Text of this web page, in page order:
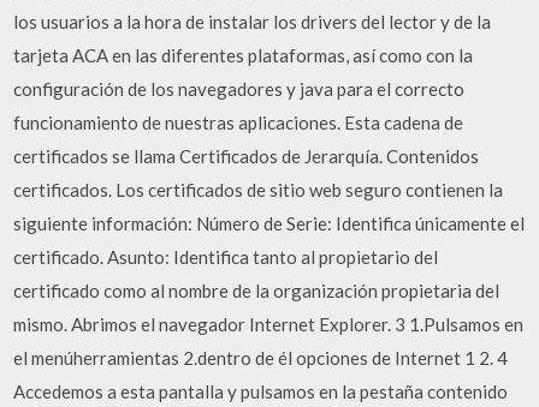
los usuarios a la hora de instalar los drivers del lector y de la
tarjeta ACA en las diferentes plataformas, así como con la
configuración de los navegadores y java para el correcto
funcionamiento de nuestras aplicaciones. Esta cadena de
certificados se llama Certificados de Jerarquía. Contenidos
certificados. Los certificados de sitio web seguro contienen la
siguiente información: Número de Serie: Identifica únicamente el
certificado. Asunto: Identifica tanto al propietario del
certificado como al nombre de la organización propietaria del
mismo. Abrimos el navegador Internet Explorer. 3 1.Pulsamos en
el menúherramientas 2.dentro de él opciones de Internet 1 2. 4
Accedemos a esta pantalla y pulsamos en la pestaña contenido